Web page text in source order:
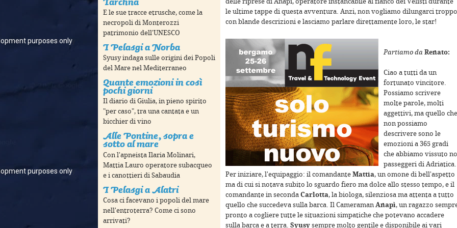
For development purposes only For development purposes
purposes only
For development purposes
For development purposes only
For development purposes only
purposes only
E le sue tracce etrusche, come la
necropoli di Monterozzi
patrimonio dell'UNESCO
I Pelasgi a Norba
Syusy indaga sulle origini dei Popoli
del Mare nel Mediterraneo
Quante emozioni in così
pochi giorni
Il diario di Giulia, in pieno spirito
"per caso", tra una cantata e un
bicchier di vino
Alle Pontine, sopra e
sotto al mare
Con l'apneista Ilaria Molinari,
Mattia Lauro operatore subacqueo
e i canottieri di Sabaudia
I Pelasgi a Alatri
Cosa ci facevano i popoli del mare
nell'entroterra? Come ci sono
arrivati?
le ultime tappe di questa avventura. Anzi, non vogliamo dilungarci troppo
con blande descrizioni e lasciamo parlare direttamente loro, le star!
Partiamo da Renato:
Ciao a tutti da un
fortunato vincitore.
Possiamo scrivere
molte parole, molti
aggettivi, ma quello che
non possiamo
descrivere sono le
emozioni a 365 gradi
che abbiamo vissuto
passeggeri di Adriatica.
Per iniziare, l'equipaggio: il comandante Mattia, un omone di bell'aspetto
ma di cui si notava subito lo sguardo fiero ma dolce allo stesso tempo, e il
comandante in seconda Carlotta, la biologa, silenziosa ma attenta a tutto
quello che succedeva sulla barca. Il Cameraman Anapì, un ragazzo
pronto a cogliere tutte le situazioni simpatiche che potevano accadere
sulla barca e a terra. Syusy sempre molto gentile e disponibile ai vari